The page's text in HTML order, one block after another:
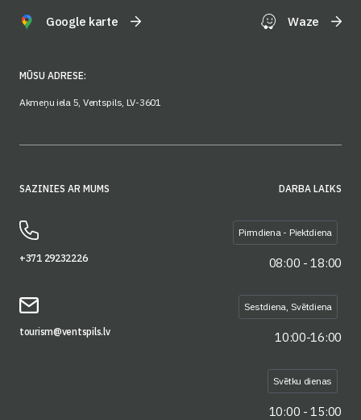
Google karte Waze
MŪSU ADRESE:
Akmeņu iela 5, Ventspils, LV-3601
SAZINIES AR MUMS
+371 29232226
tourism@ventspils.lv
DARBA LAIKS
Pirmdiena - Piektdiena
08:00 - 18:00
Sestdiena, Svētdiena
10:00-16:00
Svētku dienas
10:00 - 15:00